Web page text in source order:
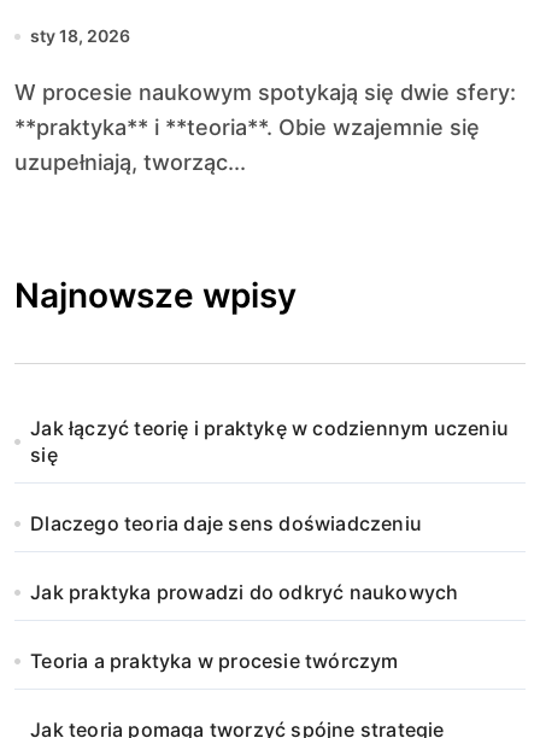
sty 18, 2026
W procesie naukowym spotykają się dwie sfery:
**praktyka** i **teoria**. Obie wzajemnie się
uzupełniają, tworząc...
Najnowsze wpisy
Jak łączyć teorię i praktykę w codziennym uczeniu
się
Dlaczego teoria daje sens doświadczeniu
Jak praktyka prowadzi do odkryć naukowych
Teoria a praktyka w procesie twórczym
Jak teoria pomaga tworzyć spójne strategie